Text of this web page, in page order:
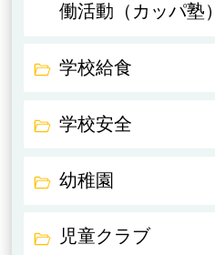
働活動（カッパ塾）
学校給食
学校安全
幼稚園
児童クラブ